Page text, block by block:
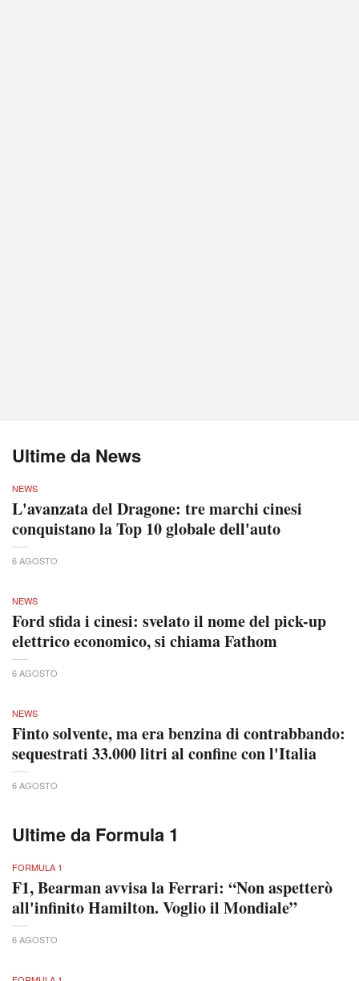
Ultime da News
NEWS
L'avanzata del Dragone: tre marchi cinesi
conquistano la Top 10 globale dell'auto
6 AGOSTO
NEWS
Ford sfida i cinesi: svelato il nome del pick-up
elettrico economico, si chiama Fathom
6 AGOSTO
NEWS
Finto solvente, ma era benzina di contrabbando:
sequestrati 33.000 litri al confine con l'Italia
6 AGOSTO
Ultime da Formula 1
FORMULA 1
F1, Bearman avvisa la Ferrari: “Non aspetterò
all'infinito Hamilton. Voglio il Mondiale”
6 AGOSTO